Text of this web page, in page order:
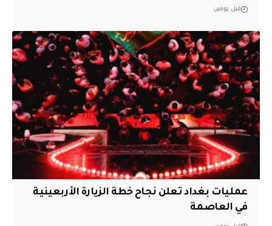
قبل يومين
عمليات بغداد تعلن نجاح خطة الزيارة الأربعينية
في العاصمة